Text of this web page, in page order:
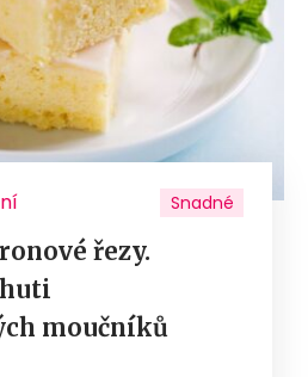
Snadné
řezy.
moučníků